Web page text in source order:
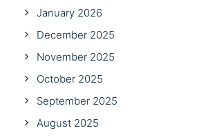
January 2026
December 2025
November 2025
October 2025
September 2025
August 2025